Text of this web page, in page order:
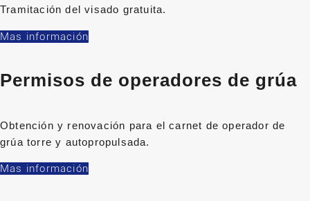
Tramitación del visado gratuita.
Mas información
Permisos de operadores de grúa
Obtención y renovación para el carnet de operador de
grúa torre y autopropulsada.
Mas información